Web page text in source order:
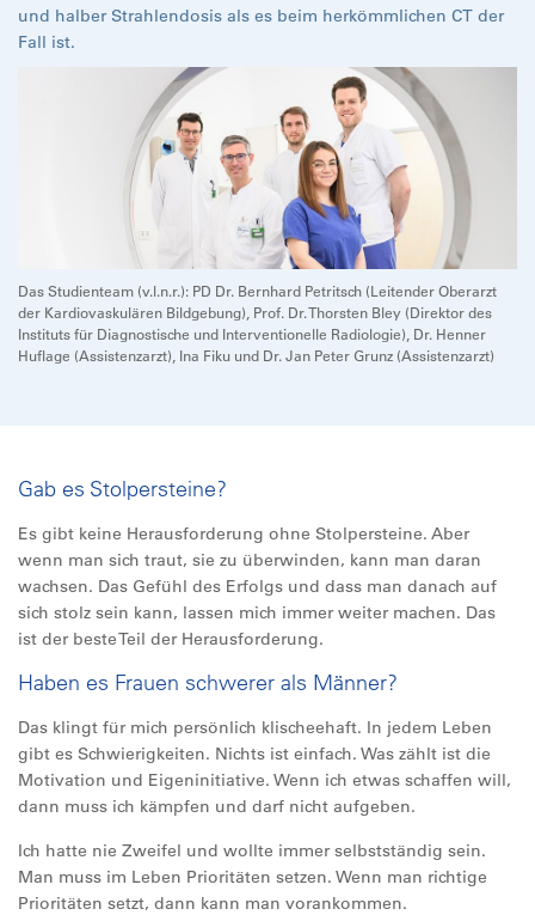
und halber Strahlendosis als es beim herkömmlichen CT der
Fall ist.
Das Studienteam (v.l.n.r.): PD Dr. Bernhard Petritsch (Leitender Oberarzt
der Kardiovaskulären Bildgebung), Prof. Dr. Thorsten Bley (Direktor des
Instituts für Diagnostische und Interventionelle Radiologie), Dr. Henner
Huflage (Assistenzarzt), Ina Fiku und Dr. Jan Peter Grunz (Assistenzarzt)
Gab es Stolpersteine?
Es gibt keine Herausforderung ohne Stolpersteine. Aber
wenn man sich traut, sie zu überwinden, kann man daran
wachsen. Das Gefühl des Erfolgs und dass man danach auf
sich stolz sein kann, lassen mich immer weiter machen. Das
ist der beste Teil der Herausforderung.
Haben es Frauen schwerer als Männer?
Das klingt für mich persönlich klischeehaft. In jedem Leben
gibt es Schwierigkeiten. Nichts ist einfach. Was zählt ist die
Motivation und Eigeninitiative. Wenn ich etwas schaffen will,
dann muss ich kämpfen und darf nicht aufgeben.
Ich hatte nie Zweifel und wollte immer selbstständig sein.
Man muss im Leben Prioritäten setzen. Wenn man richtige
Prioritäten setzt, dann kann man vorankommen.